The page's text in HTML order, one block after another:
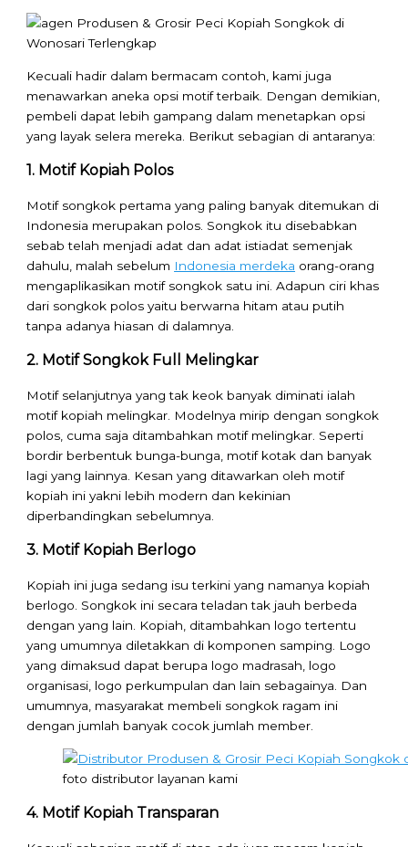
Kecuali hadir dalam bermacam contoh, kami juga
menawarkan aneka opsi motif terbaik. Dengan demikian,
pembeli dapat lebih gampang dalam menetapkan opsi
yang layak selera mereka. Berikut sebagian di antaranya:
1. Motif Kopiah Polos
Motif songkok pertama yang paling banyak ditemukan di
Indonesia merupakan polos. Songkok itu disebabkan
sebab telah menjadi adat dan adat istiadat semenjak
dahulu, malah sebelum Indonesia merdeka orang-orang
mengaplikasikan motif songkok satu ini. Adapun ciri khas
dari songkok polos yaitu berwarna hitam atau putih
tanpa adanya hiasan di dalamnya.
2. Motif Songkok Full Melingkar
Motif selanjutnya yang tak keok banyak diminati ialah
motif kopiah melingkar. Modelnya mirip dengan songkok
polos, cuma saja ditambahkan motif melingkar. Seperti
bordir berbentuk bunga-bunga, motif kotak dan banyak
lagi yang lainnya. Kesan yang ditawarkan oleh motif
kopiah ini yakni lebih modern dan kekinian
diperbandingkan sebelumnya.
3. Motif Kopiah Berlogo
Kopiah ini juga sedang isu terkini yang namanya kopiah
berlogo. Songkok ini secara teladan tak jauh berbeda
dengan yang lain. Kopiah, ditambahkan logo tertentu
yang umumnya diletakkan di komponen samping. Logo
yang dimaksud dapat berupa logo madrasah, logo
organisasi, logo perkumpulan dan lain sebagainya. Dan
umumnya, masyarakat membeli songkok ragam ini
dengan jumlah banyak cocok jumlah member.
foto distributor layanan kami
4. Motif Kopiah Transparan